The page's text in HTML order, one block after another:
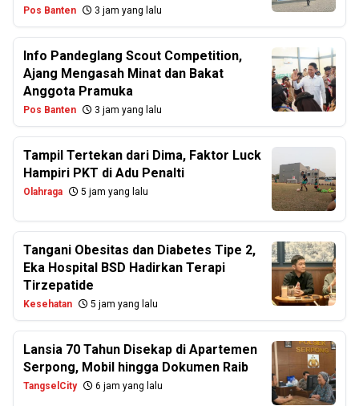
Pos Banten 3 jam yang lalu
Info Pandeglang Scout Competition,
Ajang Mengasah Minat dan Bakat
Anggota Pramuka
Pos Banten 3 jam yang lalu
Tampil Tertekan dari Dima, Faktor Luck
Hampiri PKT di Adu Penalti
Olahraga 5 jam yang lalu
Tangani Obesitas dan Diabetes Tipe 2,
Eka Hospital BSD Hadirkan Terapi
Tirzepatide
Kesehatan 5 jam yang lalu
Lansia 70 Tahun Disekap di Apartemen
Serpong, Mobil hingga Dokumen Raib
TangselCity 6 jam yang lalu